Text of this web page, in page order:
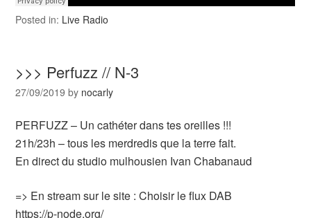
Posted in: Live Radio
>>> Perfuzz // N-3
27/09/2019 by nocarly
PERFUZZ – Un cathéter dans tes oreilles !!!
21h/23h – tous les merdredis que la terre fait.
En direct du studio mulhousien Ivan Chabanaud
=> En stream sur le site : Choisir le flux DAB
https://p-node.org/